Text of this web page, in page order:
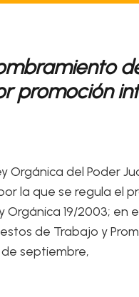
promoción
del Poder
la que se regula
Orgánica 19/2003;
de Trabajo y
de septiembre,